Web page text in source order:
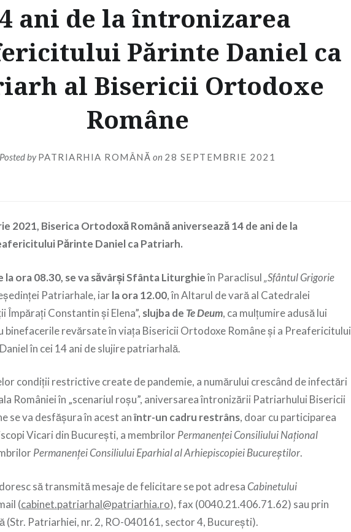
ani de la întronizarea
Părinte Daniel ca
al Bisericii Ortodoxe
Române
Posted byPATRIARHIA ROMÂNĂ on 28 SEPTEMBRIE 2021
2021, Biserica Ortodoxă Română aniversează 14 de ani de la
Părinte Daniel ca Patriarh.
la ora 08.30, se va săvârși Sfânta Liturghieîn Paraclisul„Sfântul Grigorie
Patriarhale, iarla ora 12.00, în Altarul de vară al Catedralei
Împărați Constantin și Elena”, slujba de Te Deum, ca mulţumire adusă lui
binefacerile revărsate în viața Bisericii Ortodoxe Române şi a Preafericitului
în cei 14 ani de slujire patriarhală.
condiții restrictive create de pandemie, a numărului crescând de infectări
României în „scenariul roșu”, aniversarea întronizării Patriarhului Bisericii
se va desfășura în acest anîntr-un cadru restrâns, doar cu participarea
Vicari din București, a membrilorPermanenței Consiliului Național
Permanenței Consiliului Eparhial al Arhiepiscopiei Bucureștilor.
să transmită mesaje de felicitare se pot adresa Cabinetului
(cabinet.patriarhal@patriarhia.ro), fax (0040.21.406.71.62) sau prin
(Str. Patriarhiei, nr. 2, RO-040161, sector 4, București).